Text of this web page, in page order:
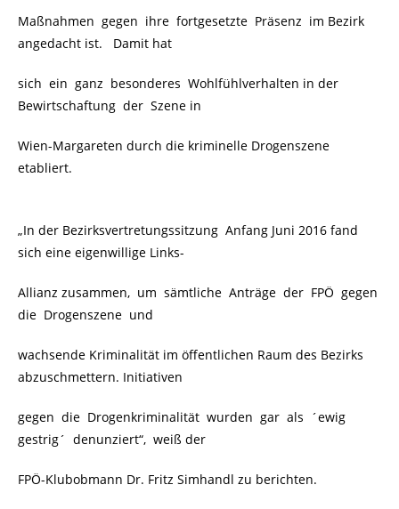
Maßnahmen gegen ihre fortgesetzte Präsenz im Bezirk
angedacht ist. Damit hat
sich ein ganz besonderes Wohlfühlverhalten in der
Bewirtschaftung der Szene in
Wien-Margareten durch die kriminelle Drogenszene
etabliert.
„In der Bezirksvertretungssitzung Anfang Juni 2016 fand
sich eine eigenwillige Links-
Allianz zusammen, um sämtliche Anträge der FPÖ gegen
die Drogenszene und
wachsende Kriminalität im öffentlichen Raum des Bezirks
abzuschmettern. Initiativen
gegen die Drogenkriminalität wurden gar als ´ewig
gestrig´ denunziert“, weiß der
FPÖ-Klubobmann Dr. Fritz Simhandl zu berichten.